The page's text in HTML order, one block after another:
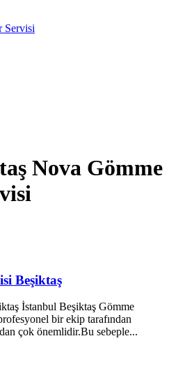
Servisi
Nova Gömme
Beşiktaş
İstanbul Beşiktaş Gömme
bir ekip tarafından
çok önemlidir.Bu sebeple...